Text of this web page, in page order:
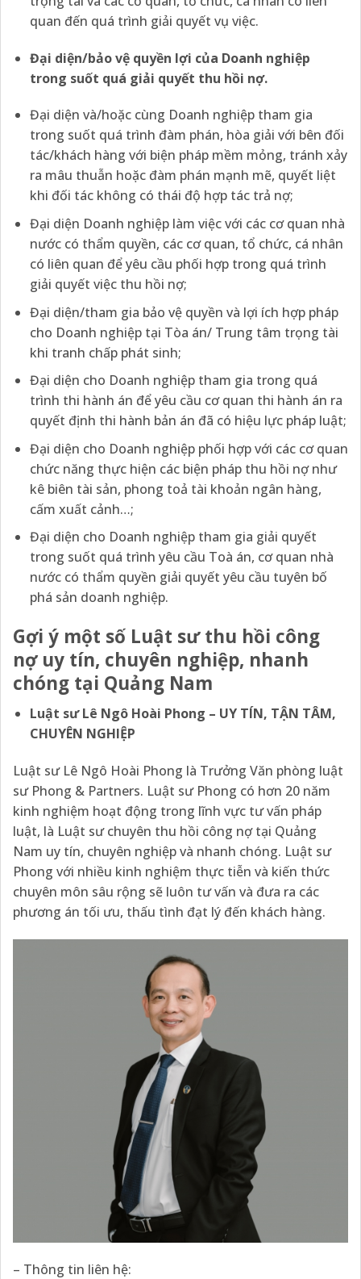
quan đến quá trình giải quyết vụ việc.
Đại diện/bảo vệ quyền lợi của Doanh nghiệp
trong suốt quá giải quyết thu hồi nợ.
Đại diện và/hoặc cùng Doanh nghiệp tham gia
trong suốt quá trình đàm phán, hòa giải với bên đối
tác/khách hàng với biện pháp mềm mỏng, tránh xảy
ra mâu thuẫn hoặc đàm phán mạnh mẽ, quyết liệt
khi đối tác không có thái độ hợp tác trả nợ;
Đại diện Doanh nghiệp làm việc với các cơ quan nhà
nước có thẩm quyền, các cơ quan, tổ chức, cá nhân
có liên quan để yêu cầu phối hợp trong quá trình
giải quyết việc thu hồi nợ;
Đại diện/tham gia bảo vệ quyền và lợi ích hợp pháp
cho Doanh nghiệp tại Tòa án/ Trung tâm trọng tài
khi tranh chấp phát sinh;
Đại diện cho Doanh nghiệp tham gia trong quá
trình thi hành án để yêu cầu cơ quan thi hành án ra
quyết định thi hành bản án đã có hiệu lực pháp luật;
Đại diện cho Doanh nghiệp phối hợp với các cơ quan
chức năng thực hiện các biện pháp thu hồi nợ như
kê biên tài sản, phong toả tài khoản ngân hàng,
cấm xuất cảnh…;
Đại diện cho Doanh nghiệp tham gia giải quyết
trong suốt quá trình yêu cầu Toà án, cơ quan nhà
nước có thẩm quyền giải quyết yêu cầu tuyên bố
phá sản doanh nghiệp.
Gợi ý một số Luật sư thu hồi công
nợ uy tín, chuyên nghiệp, nhanh
chóng tại Quảng Nam
Luật sư Lê Ngô Hoài Phong – UY TÍN, TẬN TÂM,
CHUYÊN NGHIỆP
Luật sư Lê Ngô Hoài Phong là Trưởng Văn phòng luật
sư Phong & Partners. Luật sư Phong có hơn 20 năm
kinh nghiệm hoạt động trong lĩnh vực tư vấn pháp
luật, là Luật sư chuyên thu hồi công nợ tại Quảng
Nam uy tín, chuyên nghiệp và nhanh chóng. Luật sư
Phong với nhiều kinh nghiệm thực tiễn và kiến thức
chuyên môn sâu rộng sẽ luôn tư vấn và đưa ra các
phương án tối ưu, thấu tình đạt lý đến khách hàng.
– Thông tin liên hệ: